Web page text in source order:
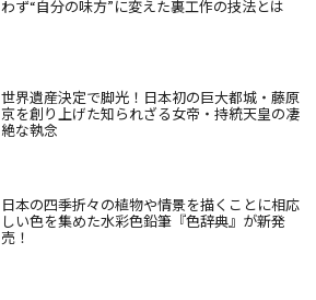
わず“自分の味方”に変えた裏工作の技法とは
世界遺産決定で脚光！日本初の巨大都城・藤原
京を創り上げた知られざる女帝・持統天皇の凄
絶な執念
日本の四季折々の植物や情景を描くことに相応
しい色を集めた水彩色鉛筆『色辞典』が新発
売！